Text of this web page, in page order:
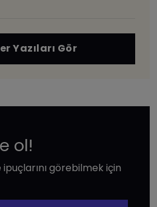
Yazıları Gör
ol!
görebilmek için